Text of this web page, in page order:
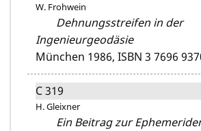
W. Frohwein
Dehnungsstreifen in der
Ingenieurgeodäsie
München 1986, ISBN 3 7696
C 319
H. Gleixner
Ein Beitrag zur